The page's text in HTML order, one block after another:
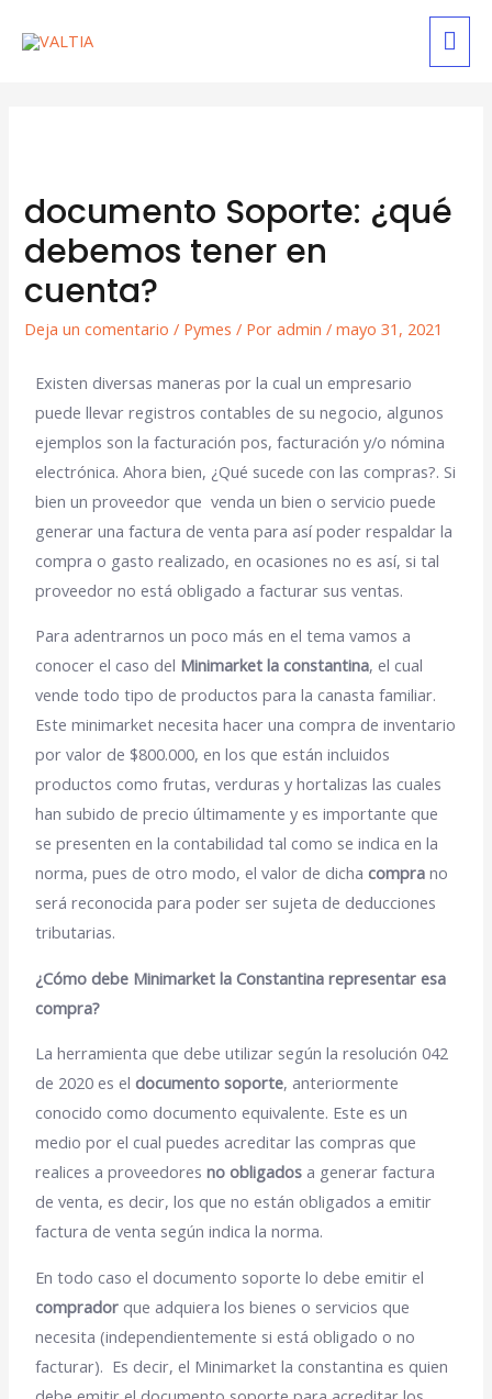
documento Soporte: ¿qué
debemos tener en
cuenta?
Deja un comentario / Pymes / Poradmin /mayo 31, 2021
Existen diversas maneras por la cual un empresario
puede llevar registros contables de su negocio, algunos
ejemplos son la facturación pos, facturación y/o nómina
electrónica. Ahora bien, ¿Qué sucede con las compras?. Si
bien un proveedor que venda un bien o servicio puede
generar una factura de venta para así poder respaldar la
compra o gasto realizado, en ocasiones no es así, si tal
proveedor no está obligado a facturar sus ventas.
Para adentrarnos un poco más en el tema vamos a
conocer el caso del Minimarket la constantina, el cual
vende todo tipo de productos para la canasta familiar.
Este minimarket necesita hacer una compra de inventario
por valor de $800.000, en los que están incluidos
productos como frutas, verduras y hortalizas las cuales
han subido de precio últimamente y es importante que
se presenten en la contabilidad tal como se indica en la
norma, pues de otro modo, el valor de dichacompra no
será reconocida para poder ser sujeta de deducciones
tributarias.
¿Cómo debe Minimarket la Constantina representar esa
compra?
La herramienta que debe utilizar según la resolución 042
de 2020 es eldocumento soporte, anteriormente
conocido como documento equivalente. Este es un
medio por el cual puedes acreditar las compras que
realices a proveedoresno obligados a generar factura
de venta, es decir, los que no están obligados a emitir
factura de venta según indica la norma.
En todo caso el documento soporte lo debe emitir el
comprador que adquiera los bienes o servicios que
necesita (independientemente si está obligado o no
facturar). Es decir, el Minimarket la constantina es quien